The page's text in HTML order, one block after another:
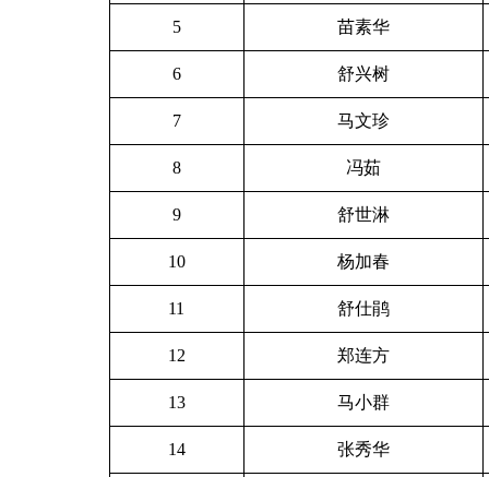
5 苗素华
6 舒兴树
7 马文珍
8 冯茹
9 舒世淋
10 杨加春
11 舒仕鹃
12 郑连方
13 马小群
14 张秀华